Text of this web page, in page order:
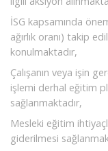
İSG kapsamında
ağırlık oranı) takip
konulmaktadır,
Çalışanın veya işin
işlemi derhal eğitim
sağlanmaktadır,
Mesleki eğitim
giderilmesi